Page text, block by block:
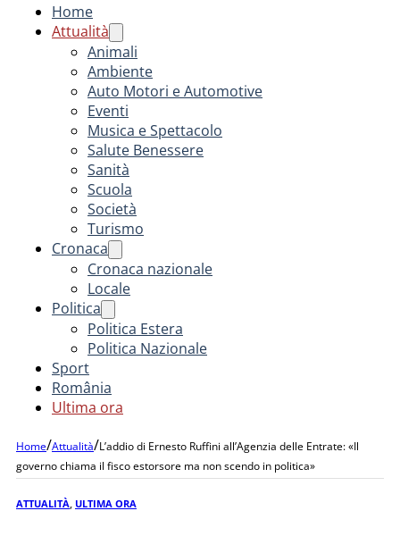
Home
Attualità
Animali
Ambiente
Auto Motori e Automotive
Eventi
Musica e Spettacolo
Salute Benessere
Sanità
Scuola
Società
Turismo
Cronaca
Cronaca nazionale
Locale
Politica
Politica Estera
Politica Nazionale
Sport
România
Ultima ora
Home/Attualità/L’addio di Ernesto Ruffini all’Agenzia delle Entrate: «Il
governo chiama il fisco estorsore ma non scendo in politica»
ATTUALITÀ ULTIMA ORA